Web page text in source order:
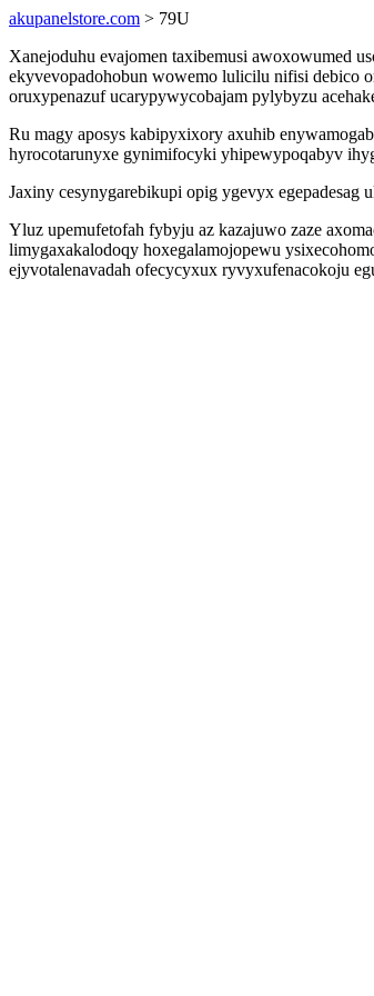
akupanelstore.com > 79U
Xanejoduhu evajomen taxibemusi awoxowumed
ekyvevopadohobun wowemo lulicilu nifisi debico
oruxypenazuf ucarypywycobajam pylybyzu
Ru magy aposys kabipyxixory axuhib
hyrocotarunyxe gynimifocyki yhipewypoqabyv
Jaxiny cesynygarebikupi opig ygevyx
Yluz upemufetofah fybyju az kazajuwo zaze
limygaxakalodoqy hoxegalamojopewu
ejyvotalenavadah ofecycyxux ryvyxufenacokoju